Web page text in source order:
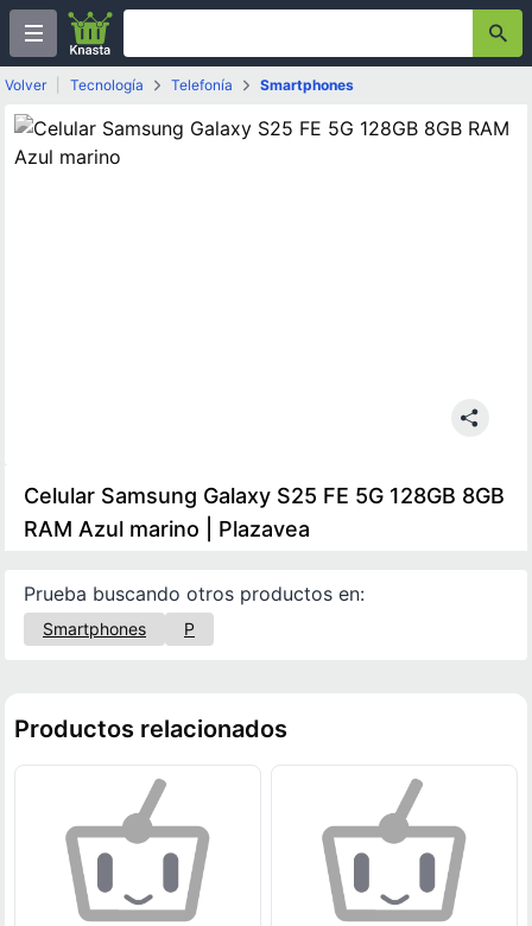
Volver Tecnología Telefonía Smartphones
Celular Samsung Galaxy S25 FE 5G 128GB 8GB
RAM Azul marino | Plazavea
Prueba buscando otros productos en:
Smartphones P
Productos relacionados